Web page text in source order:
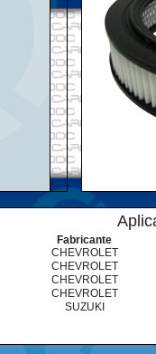
Fabricante
CHEVROLET
CHEVROLET
CHEVROLET
CHEVROLET
SUZUKI